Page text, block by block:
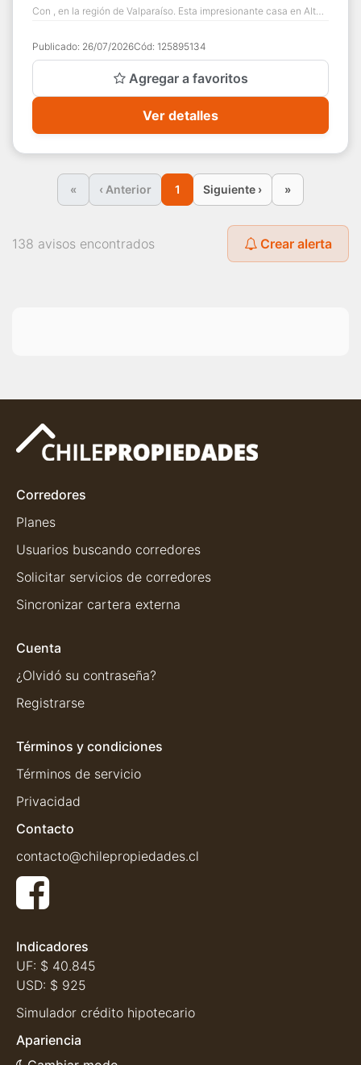
Con , en la región de Valparaíso. Esta impresionante casa en Alto
Publicado: 26/07/2026Cód: 125895134
Agregar a favoritos
Ver detalles
« ‹ Anterior 1 Siguiente › »
138 avisos encontrados Crear alerta
Corredores
Planes
Usuarios buscando corredores
Solicitar servicios de corredores
Sincronizar cartera externa
Cuenta
¿Olvidó su contraseña?
Registrarse
Términos y condiciones
Términos de servicio
Privacidad
Contacto
contacto@chilepropiedades.cl
Indicadores
UF: $ 40.845
USD: $ 925
Simulador crédito hipotecario
Apariencia